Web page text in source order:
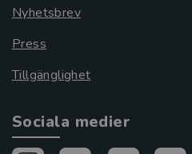
Nyhetsbrev
Press
Tillgänglighet
Sociala medier